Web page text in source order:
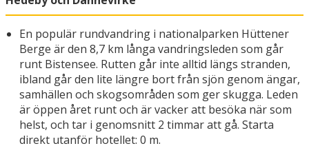
En populär rundvandring i nationalparken Hüttener
Berge är den 8,7 km långa vandringsleden som går
runt Bistensee. Rutten går inte alltid längs stranden,
ibland går den lite längre bort från sjön genom ängar,
samhällen och skogsområden som ger skugga. Leden
är öppen året runt och är vacker att besöka när som
helst, och tar i genomsnitt 2 timmar att gå. Starta
direkt utanför hotellet: 0 m.